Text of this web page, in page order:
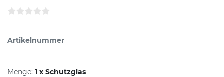
Artikelnummer
Menge: 1 x Schutzglas